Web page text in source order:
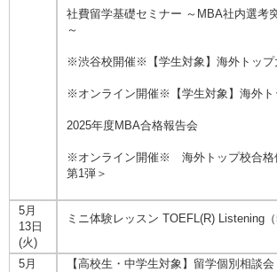
社費留学基礎セミナー ～MBA社内選考
～
※渋谷校開催※【学生対象】海外トップ
※オンライン開催※【学生対象】海外ト
2025年度MBA合格報告会
※オンライン開催※ 海外トップ校合格
第1弾＞
5月
13日
(火)
ミニ体験レッスン TOEFL(R) Listening（
5月
【高校生・中学生対象】留学個別相談